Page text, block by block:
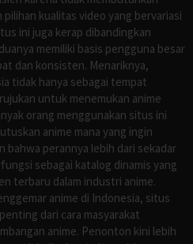
kualitas video yang bervariasi
ini juga kerap dibandingkan
memiliki basis pengguna besar
dan konsisten. Menariknya,
tidak hanya sebagai tempat
untuk menemukan anime
orang menggunakan situs ini
anime mana yang ingin
bahwa perannya lebih dari sekadar
sebagai katalog dinamis yang
terbaru dalam industri anime.
anime di Indonesia, situs
dari cara masyarakat
anime. Penonton kini lebih